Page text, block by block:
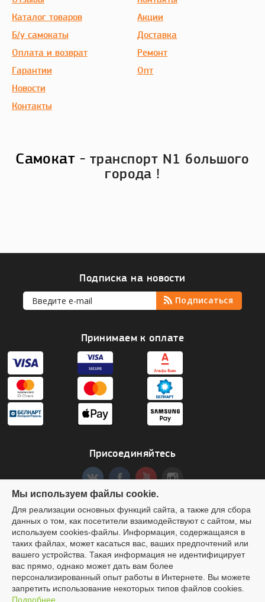
Каталог товаров
Б/у самокаты
Оплата и возврат
Гарантии
Новости
Контакты
Акции
Доставка
Ремонт
Опт
Самокат - транспорт N1 большого
города !
Подписка на новости
Принимаем к оплате
Присоединяйтесь
Создание сайта Аrtes
ООО «ДримМаркет» УНП 192463346 Адрес: 220002, РБ, г.Минск, ул.
Кропоткина, д.44, корп.2, пом.007
Свидетельство о государственной регистрации № 192463346 от 14.07.2023 выдано
Минским горисполкомом
Интернет-магазинCAMOKAT.BY зарегистрирован в Торговом реестре РБ
№293140 от 09.11.2015
Режим работы 11:00-20:00 Телефон: +375 (33) 3-635-635 e-mail:
Мы используем файлы cookie.
Для реализации основных функций сайта, а также для сбора
данных о том, как посетители взаимодействуют с сайтом, мы
используем cookies-файлы. Информация, содержащаяся в
таких файлах, может касаться вас, ваших предпочтений или
вашего устройства. Такая информация не идентифицирует
вас прямо, однако может дать вам более
персонализированный опыт работы в Интернете. Вы можете
запретить использование некоторых типов файлов cookies.
Подробнее